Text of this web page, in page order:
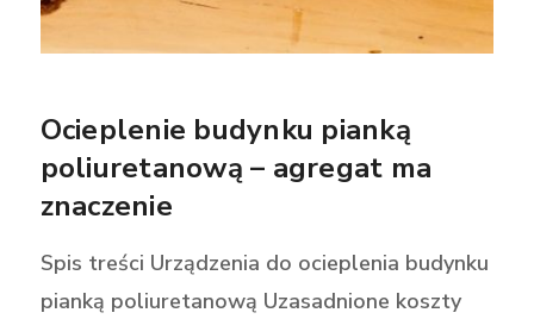
Ocieplenie budynku pianką
poliuretanową – agregat ma
znaczenie
Spis treści Urządzenia do ocieplenia budynku
pianką poliuretanową Uzasadnione koszty